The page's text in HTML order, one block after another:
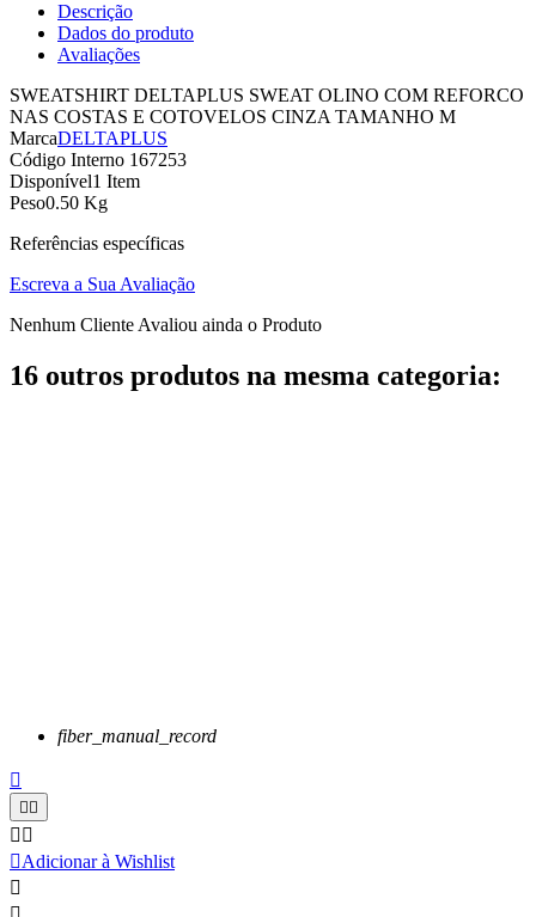
Descrição
Dados do produto
Avaliações
SWEATSHIRT DELTAPLUS SWEAT OLINO COM REFORCO
NAS COSTAS E COTOVELOS CINZA TAMANHO M
MarcaDELTAPLUS
Código Interno 167253
Disponível1 Item
Peso0.50 Kg
Referências específicas
Escreva a Sua Avaliação
Nenhum Cliente Avaliou ainda o Produto
16 outros produtos na mesma categoria:
fiber_manual_record

 
 
Adicionar à Wishlist
